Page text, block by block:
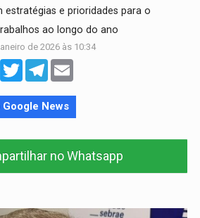
estratégias e prioridades para o
ao longo do ano
de 2026 às 10:34
Messenger
TwitterTelegram
News
no Whatsapp